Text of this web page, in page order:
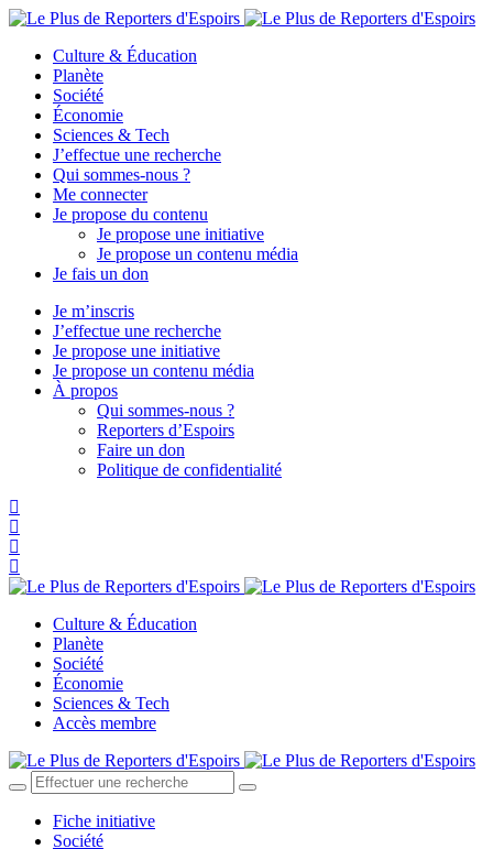
Culture & Éducation
Planète
Société
Économie
Sciences & Tech
J’effectue une recherche
Qui sommes-nous ?
Me connecter
Je propose du contenu
Je propose une initiative
Je propose un contenu média
Je fais un don
Je m’inscris
J’effectue une recherche
Je propose une initiative
Je propose un contenu média
À propos
Qui sommes-nous ?
Reporters d’Espoirs
Faire un don
Politique de confidentialité
Culture & Éducation
Planète
Société
Économie
Sciences & Tech
Accès membre
Fiche initiative
Société